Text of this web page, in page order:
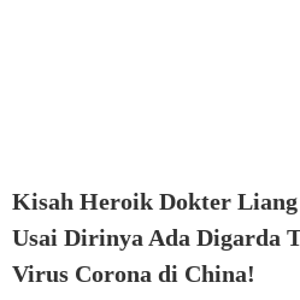
Kisah Heroik Dokter
Usai Dirinya Ada Digarda
Virus Corona di China!